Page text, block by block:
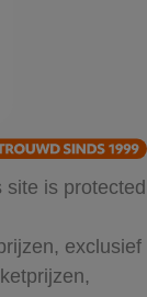
is protected
exclusief